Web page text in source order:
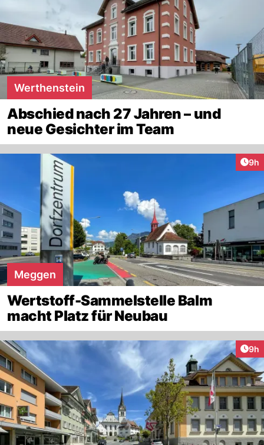
Werthenstein
Abschied nach 27 Jahren – und
neue Gesichter im Team
9h
Meggen
Wertstoff-Sammelstelle Balm
macht Platz für Neubau
9h